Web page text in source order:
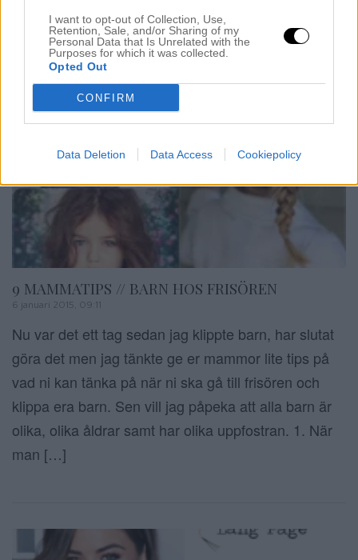
I want to opt-out of Collection, Use,
Retention, Sale, and/or Sharing of my
Personal Data that Is Unrelated with the
Purposes for which it was collected.
Opted Out
CONFIRM
Data Deletion Data Access Cookiepolicy
det konstant i ett […]
9 MAMMATIPS // BARN HOS FRISÖREN
6 januari 2015, 09:11
Nu var det ett tag sedan jag klippte barn, har slutat
göra det men jag tänkte ge er mammor lite tips på
vad ni kan tänka på när ni ska gå till frisören och
klippa era barn. Sen vill jag påpeka att alla barn är
olika, olika åldrar samt har olika uppfostran. 1. När
man […]